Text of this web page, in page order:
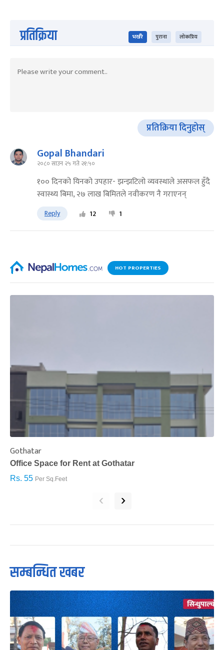
प्रतिक्रिया भर्खरै पुराना लोकप्रिय
प्रतिक्रिया दिनुहोस्
Gopal Bhandari
२०८० साउन २५ गते २१:५०
१०० दिनको यिनको उपहार- झन्झटिलो व्यवस्थाले असफल हुँदै
स्वास्थ्य बिमा, २७ लाख बिमितले नवीकरण नै गराएनन्
Reply 12 1
HOT PROPERTIES
Gothatar
Office Space for Rent at Gothatar
Rs. 55 Per Sq.Feet
‹ ›
सम्बन्धित खबर